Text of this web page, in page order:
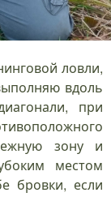
ловли,
вдоль
при
зону и
местом
бровки, если